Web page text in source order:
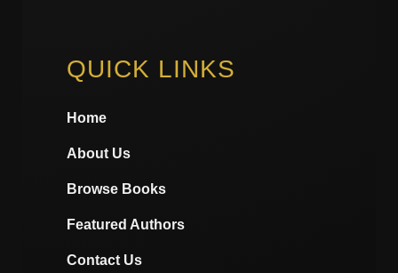
QUICK LINKS
Home
About Us
Browse Books
Featured Authors
Contact Us